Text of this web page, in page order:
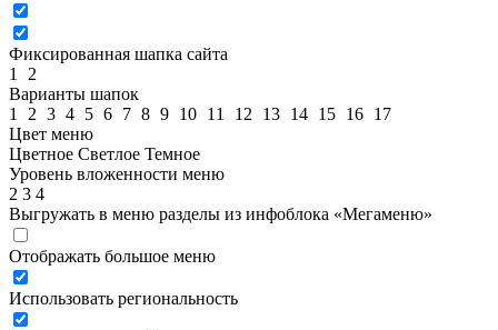
Фиксированная шапка сайта
1
2
Варианты шапок
1
2 3 4 5 6 7 8 9 10 11 12 13 14 15 16 17
Цвет меню
Цветное Светлое Темное
Уровень вложенности меню
2 3 4
Выгружать в меню разделы из инфоблока «Мегаменю»
Отображать большое меню
Использовать региональность